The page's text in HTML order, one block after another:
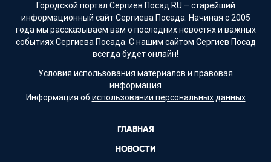
Городской портал Сергиев Посад.RU – старейший
информационный сайт Сергиева Посада. Начиная с 2005
года мы рассказываем вам о последних новостях и важных
событиях Сергиева Посада. С нашим сайтом Сергиев Посад
всегда будет онлайн!
Условия использования материалов и правовая
информация
Информация об использовании персональных данных
ГЛАВНАЯ
НОВОСТИ